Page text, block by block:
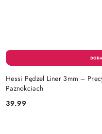
Hessi Pędzel Liner 3mm –
Paznokciach
Cena:
39.99